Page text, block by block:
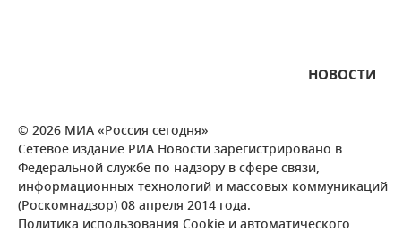
НОВОСТИ
© 2026 МИА «Россия сегодня»
Сетевое издание РИА Новости зарегистрировано в
Федеральной службе по надзору в сфере связи,
информационных технологий и массовых коммуникаций
(Роскомнадзор) 08 апреля 2014 года.
Политика использования Cookie и автоматического